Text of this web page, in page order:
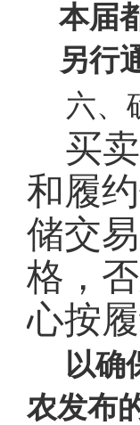
本届
另行
六、
买
和履
储交
格，
心按
以确
农发布